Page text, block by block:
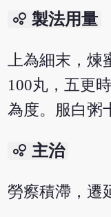
bubble_chart 製法用量
上為細末，
100丸，五更
為度。服白粥
bubble_chart 主治
勞瘵積滯，遷